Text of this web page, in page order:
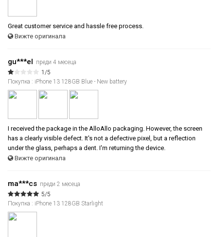
Great customer service and hassle free process.
Вижте оригинала
gu***el преди 4 месеца
1/5
Покупка : iPhone 13 128GB Blue - New battery
I received the package in the AlloAllo packaging. However, the screen
has a clearly visible defect. It's not a defective pixel, but a reflection
under the glass, perhaps a dent. I'm returning the device.
Вижте оригинала
ma***cs преди 2 месеца
5/5
Покупка : iPhone 13 128GB Starlight